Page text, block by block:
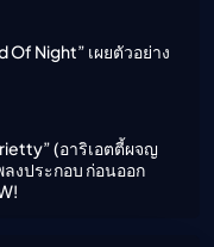
Of Night” เผยตัวอย่าง
(อาริเอตตี้ผจญ
ลงประกอบ ก่อนออก